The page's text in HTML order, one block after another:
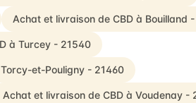
Achat et livraison de CBD à Bouilland
à Turcey - 21540
et-Pouligny - 21460
Achat et livraison de CBD à Voudenay -